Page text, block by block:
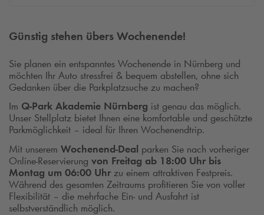
Günstig stehen übers Wochenende!
Sie planen ein entspanntes Wochenende in Nürnberg und
möchten Ihr Auto stressfrei & bequem abstellen, ohne sich
Gedanken über die Parkplatzsuche zu machen?
Im Q-Park Akademie Nürnberg ist genau das möglich.
Unser Stellplatz bietet Ihnen eine komfortable und geschützte
Parkmöglichkeit – ideal für Ihren Wochenendtrip.
Mit unserem Wochenend-Deal parken Sie nach vorheriger
Online-Reservierung von Freitag ab 18:00 Uhr bis
Montag um 06:00 Uhr zu einem attraktiven Festpreis.
Während des gesamten Zeitraums profitieren Sie von voller
Flexibilität – die mehrfache Ein- und Ausfahrt ist
selbstverständlich möglich.